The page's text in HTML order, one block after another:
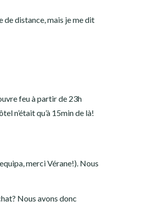
de distance, mais je me dit
feu à partir de 23h
n’était qu’à 15min de là!
merci Vérane!). Nous
Nous avons donc